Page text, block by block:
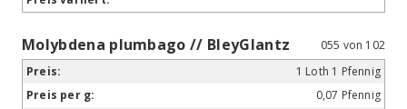
Molybdena plumbago // BleyGlantz
055 von 102
1 Loth 1 Pfennig
0,07 Pfennig